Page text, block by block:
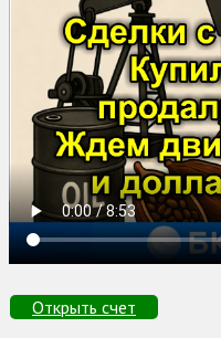
Открыть счет